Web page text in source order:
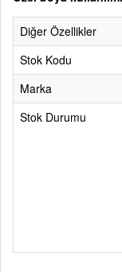
Diğer Özellikler
Stok Kodu
Marka
Stok Durumu